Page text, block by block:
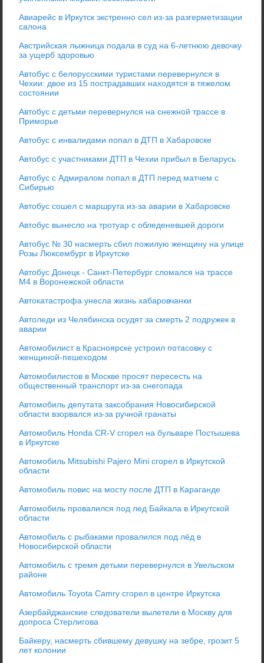
Авиарейс в Иркутск экстренно сел из-за разгерметизации
салона
Австрийская лыжница подала в суд на 6-летнюю девочку
за ущерб здоровью
Автобус с белорусскими туристами перевернулся в
Чехии: двое из 15 пострадавших находятся в тяжелом
состоянии
Автобус с детьми перевернулся на снежной трассе в
Приморье
Автобус с инвалидами попал в ДТП в Хабаровске
Автобус с участниками ДТП в Чехии прибыл в Беларусь
Автобус с Адмиралом попал в ДТП перед матчем с
Сибирью
Автобус сошел с маршрута из-за аварии в Хабаровске
Автобус вынесло на тротуар с обледеневшей дороги
Автобус № 30 насмерть сбил пожилую женщину на улице
Розы Люксембург в Иркутске
Автобус Донецк - Санкт-Петербург сломался на трассе
М4 в Воронежской области
Автокатастрофа унесла жизнь хабаровчанки
Автоледи из Челябинска осудят за смерть 2 подружек в
аварии
Автомобилист в Красноярске устроил потасовку с
женщиной-пешеходом
Автомобилистов в Москве просят пересесть на
общественный транспорт из-за снегопада
Автомобиль депутата заксобрания Новосибирской
области взорвался из-за ручной гранаты
Автомобиль Honda CR-V сгорел на бульваре Постышева
в Иркутске
Автомобиль Mitsubishi Pajero Mini сгорел в Иркутской
области
Автомобиль повис на мосту после ДТП в Караганде
Автомобиль провалился под лед Байкала в Иркутской
области
Автомобиль с рыбаками провалился под лёд в
Новосибирской области
Автомобиль с тремя детьми перевернулся в Увельском
районе
Автомобиль Toyota Camry сгорел в центре Иркутска
Азербайджанские следователи вылетели в Москву для
допроса Стерлигова
Байкеру, насмерть сбившему девушку на зебре, грозит 5
лет колонии